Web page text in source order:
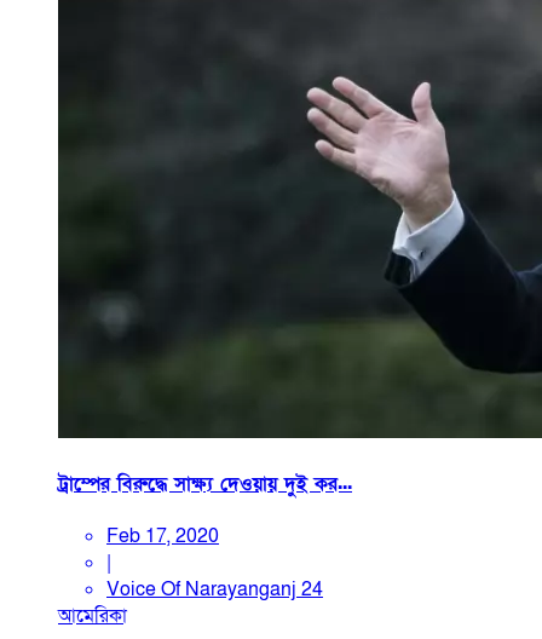
ট্রাম্পের বিরুদ্ধে সাক্ষ্য দেওয়ায় দুই কর...
Feb 17, 2020
|
Voice Of Narayanganj 24
আমেরিকা